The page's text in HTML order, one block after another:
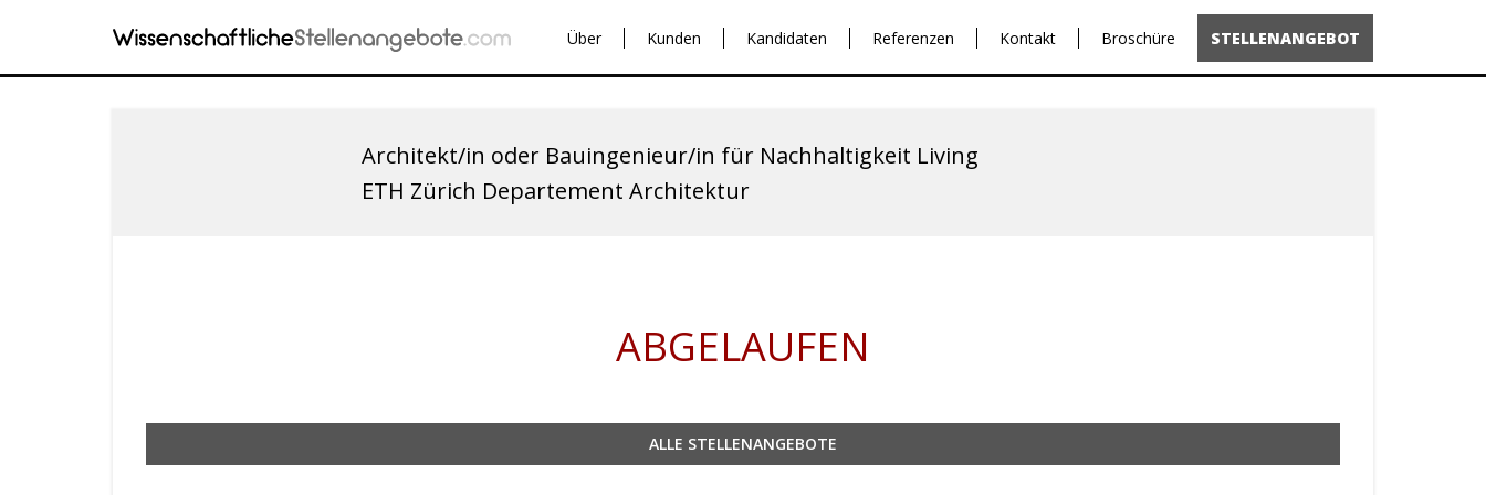
Über Kunden Kandidaten Referenzen Kontakt Broschüre STELLENANGEBOT
Architekt/in oder Bauingenieur/in für Nachhaltigkeit Living
ETH Zürich Departement Architektur
ABGELAUFEN
ALLE STELLENANGEBOTE